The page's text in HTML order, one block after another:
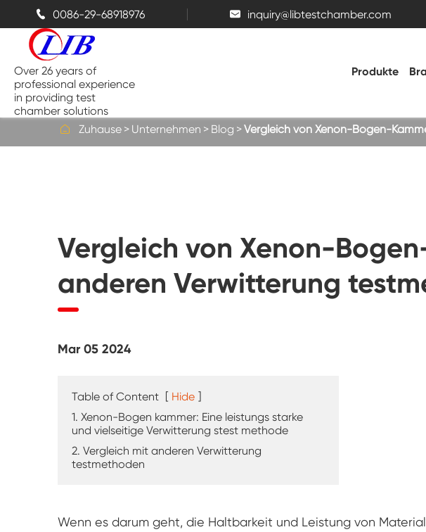
 0086-29-68918976  inquiry@libtestchamber.com
Over 26 years of
professional experience
in providing test
chamber solutions
Produkte
Thermische Kammern
Salz sprüh kammern
Regen Test kammer
Begehbare Kammer
Spezielle Test kammer
Vibrations
Hohe
 Zuhause Unternehmen Blog Vergleich von Xenon-Bogen-
Vergleich von Xenon-
anderen Verwitterung
Mar 05 2024
Table of Content [ Hide ]
1. Xenon-Bogen kammer: Eine leistungs starke
und vielseitige Verwitterung stest methode
2. Vergleich mit anderen Verwitterung
testmethoden
Wenn es darum geht, die Haltbarkeit und Leistung von